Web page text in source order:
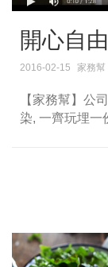
開心自
2016-02-15 家務幫
【家務幫】公
染, 一齊玩埋一